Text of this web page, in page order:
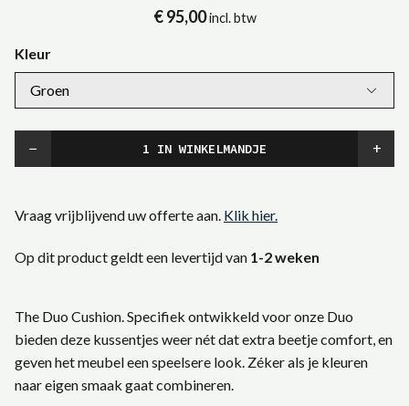
€ 95,00incl. btw
Kleur
− +
Vraag vrijblijvend uw offerte aan. Klik hier.
Op dit product geldt een levertijd van 1-2 weken
The Duo Cushion. Specifiek ontwikkeld voor onze Duo
bieden deze kussentjes weer nét dat extra beetje comfort, en
geven het meubel een speelsere look. Zéker als je kleuren
naar eigen smaak gaat combineren.